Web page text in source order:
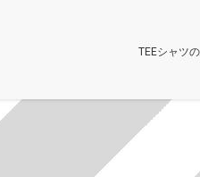
TEEシャツ